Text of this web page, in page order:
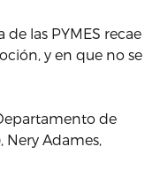
las PYMES recae
y en que no se
de
Nery Adames,